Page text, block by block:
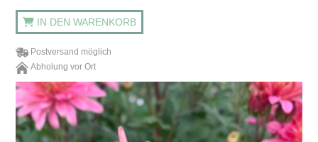
IN DEN WARENKORB
Postversand möglich
Abholung vor Ort